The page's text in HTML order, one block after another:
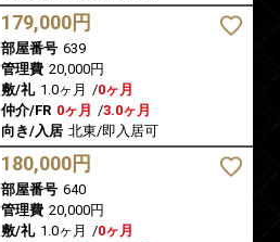
179,000円
部屋番号 639
管理費 20,000円
敷/礼 1.0ヶ月 /0ヶ月
仲介/FR 0ヶ月 /3.0ヶ月
向き/入居 北東/即入居可
180,000円
部屋番号 640
管理費 20,000円
敷/礼 1.0ヶ月 /0ヶ月